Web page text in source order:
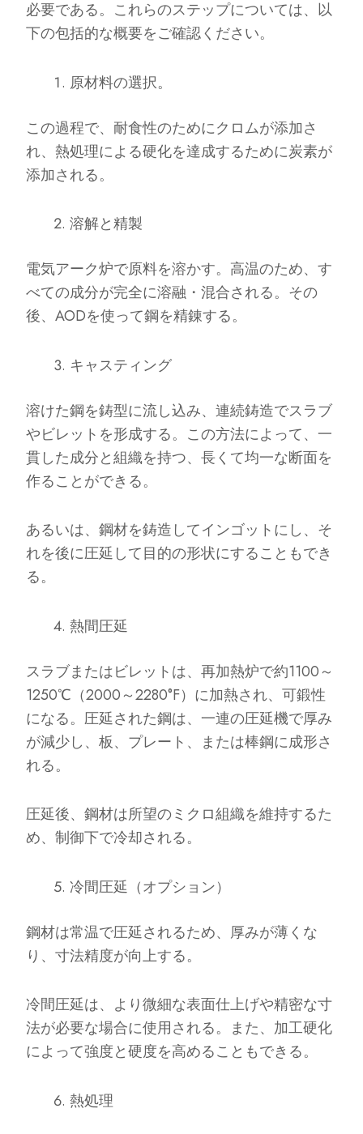
必要である。これらのステップについては、以
下の包括的な概要をご確認ください。
原材料の選択。
この過程で、耐食性のためにクロムが添加さ
れ、熱処理による硬化を達成するために炭素が
添加される。
溶解と精製
電気アーク炉で原料を溶かす。高温のため、す
べての成分が完全に溶融・混合される。その
後、AODを使って鋼を精錬する。
キャスティング
溶けた鋼を鋳型に流し込み、連続鋳造でスラブ
やビレットを形成する。この方法によって、一
貫した成分と組織を持つ、長くて均一な断面を
作ることができる。
あるいは、鋼材を鋳造してインゴットにし、そ
れを後に圧延して目的の形状にすることもでき
る。
熱間圧延
スラブまたはビレットは、再加熱炉で約1100～
1250℃（2000～2280°F）に加熱され、可鍛性
になる。圧延された鋼は、一連の圧延機で厚み
が減少し、板、プレート、または棒鋼に成形さ
れる。
圧延後、鋼材は所望のミクロ組織を維持するた
め、制御下で冷却される。
冷間圧延（オプション）
鋼材は常温で圧延されるため、厚みが薄くな
り、寸法精度が向上する。
冷間圧延は、より微細な表面仕上げや精密な寸
法が必要な場合に使用される。また、加工硬化
によって強度と硬度を高めることもできる。
熱処理